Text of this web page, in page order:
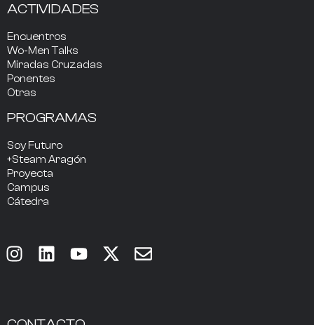
ACTIVIDADES
Encuentros
Wo-Men Talks
Miradas Cruzadas
Ponentes
Otras
PROGRAMAS
Soy Futuro
+Steam Aragón
Proyecta
Campus
Cátedra